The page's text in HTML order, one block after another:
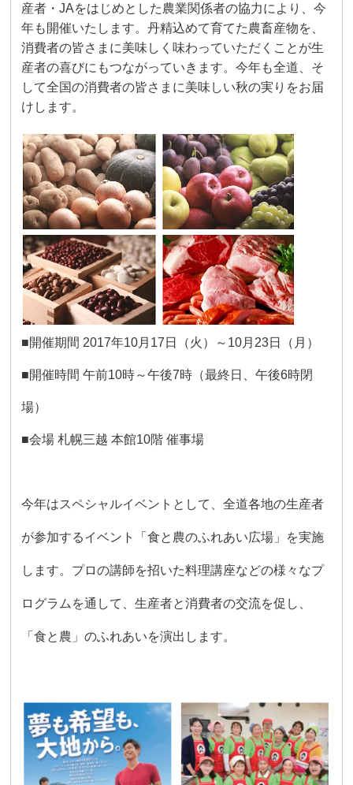
産者・JAをはじめとした農業関係者の協力により、今
年も開催いたします。丹精込めて育てた農畜産物を、
消費者の皆さまに美味しく味わっていただくことが生
産者の喜びにもつながっていき ます。今年も全道、そ
して全国の消費者の皆さまに美味しい秋の実りをお届
けします。
■開催期間 2017年10月 17 日（火）～ 10月 23日（月）
■開催時間 午前10時～午後7時（最終日、午後6時閉
場）
■会場 札幌三越 本館10階 催事場
今年はスペシャルイベントとして、全道各地の生産者
が参加するイベント「食と農のふれあい広場」を実施
します。プロの講師を招いた料理講座などの様々なプ
ログラムを通して、生産者と消費者の交流を促し、
「食と農」のふれあいを演出します。